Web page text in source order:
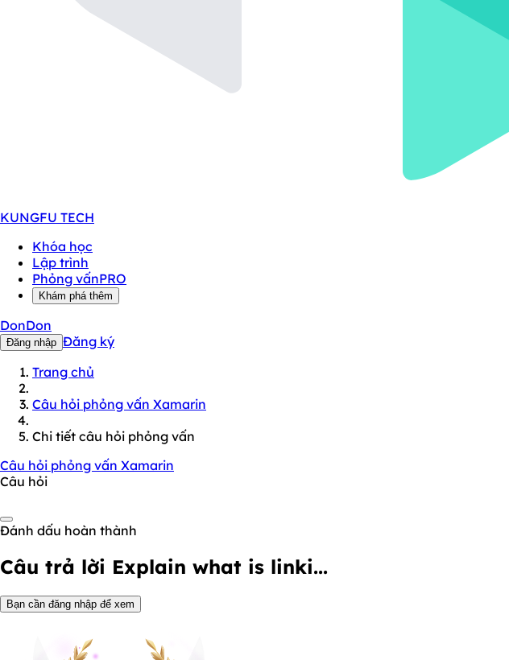
KUNGFU TECH
Khóa học
Lập trình
Phỏng vấnPRO
Khám phá thêm
DonDon
Đăng nhập Đăng ký
Trang chủ
Câu hỏi phỏng vấn Xamarin
Chi tiết câu hỏi phỏng vấn
Câu hỏi phỏng vấn Xamarin
Câu hỏi
Đánh dấu hoàn thành
Câu trả lời Explain what is linki...
Bạn cần đăng nhập để xem